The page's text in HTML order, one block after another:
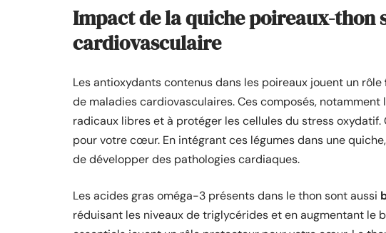
Impact de la quiche poireaux-thon
cardiovasculaire
Les antioxydants contenus dans les poireaux jouent un rôle
de maladies cardiovasculaires. Ces composés,
radicaux libres et à protéger les cellules du stress
pour votre cœur. En intégrant ces légumes dans une
de développer des pathologies cardiaques.
Les acides gras oméga-3 présents dans le thon sont aussi
réduisant les niveaux de triglycérides et en augmentant le